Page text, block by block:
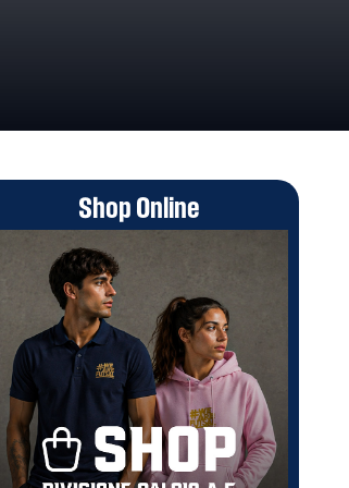
Shop Online